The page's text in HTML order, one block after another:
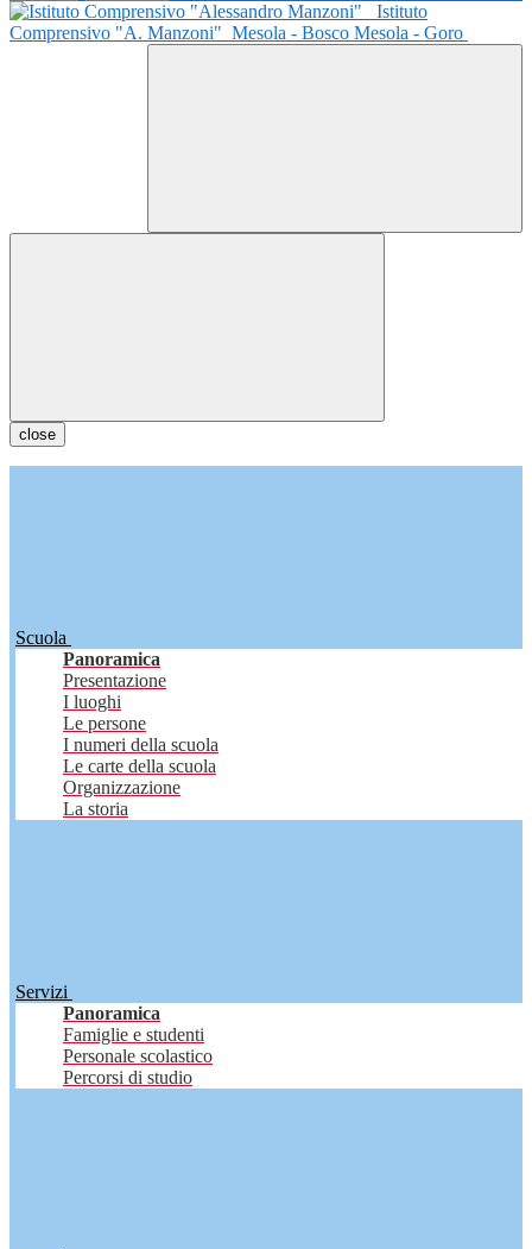
Istituto
Comprensivo "A. Manzoni" Mesola - Bosco Mesola - Goro
close
Scuola
Panoramica
Presentazione
I luoghi
Le persone
I numeri della scuola
Le carte della scuola
Organizzazione
La storia
Servizi
Panoramica
Famiglie e studenti
Personale scolastico
Percorsi di studio